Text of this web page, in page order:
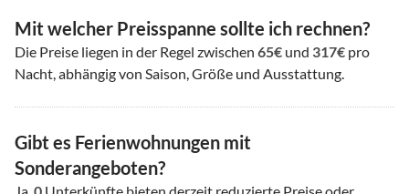
Mit welcher Preisspanne sollte ich rechnen?
Die Preise liegen in der Regel zwischen 65€ und 317€ pro
Nacht, abhängig von Saison, Größe und Ausstattung.
Gibt es Ferienwohnungen mit
Sonderangeboten?